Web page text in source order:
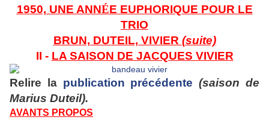
1950, UNE ANNÉE EUPHORIQUE POUR LE
TRIO
BRUN, DUTEIL, VIVIER (suite)
II - LA SAISON DE JACQUES VIVIER
Relire la publication précédente (saison de
Marius Duteil).
AVANTS PROPOS